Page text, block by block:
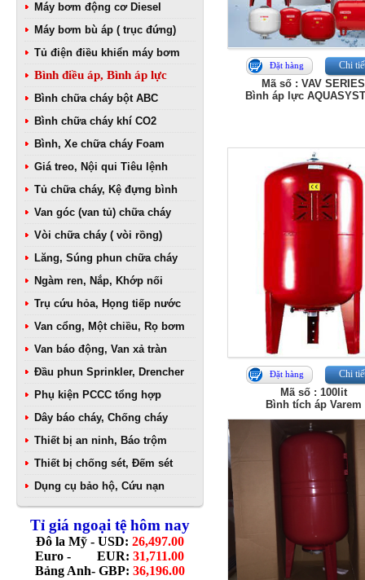
Máy bơm động cơ Diesel
Máy bơm bù áp ( trục đứng)
Tủ điện điều khiển máy bơm
Bình điều áp, Bình áp lực
Bình chữa cháy bột ABC
Bình chữa cháy khí CO2
Bình, Xe chữa cháy Foam
Giá treo, Nội qui Tiêu lệnh
Tủ chữa cháy, Kệ đựng bình
Van góc (van tủ) chữa cháy
Vòi chữa cháy ( vòi rồng)
Lăng, Súng phun chữa cháy
Ngàm ren, Nắp, Khớp nối
Trụ cứu hỏa, Họng tiếp nước
Van cổng, Một chiều, Rọ bơm
Van báo động, Van xả tràn
Đầu phun Sprinkler, Drencher
Phụ kiện PCCC tổng hợp
Dây báo cháy, Chống cháy
Thiết bị an ninh, Báo trộm
Thiết bị chống sét, Đếm sét
Dụng cụ bảo hộ, Cứu nạn
Tỉ giá ngoại tệ hôm nay
Đô la Mỹ - USD: 26,497.00
Euro - EUR: 31,711.00
Bảng Anh- GBP: 36,196.00
Đặt hàng Chi
Mã số : VAV SERIES
Bình áp lực
Đặt hàng Chi
Mã số : 100lit
Bình tích áp Varem